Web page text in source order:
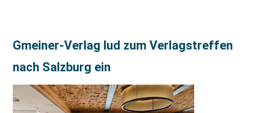
Gmeiner-Verlag lud zum Verlagstreffen
nach Salzburg ein